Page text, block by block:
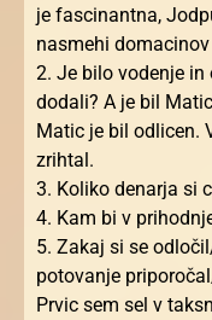
je fascinantna,
nasmehi
2. Je bilo vodenje
dodali? A je bil
Matic je bil odlicen.
zrihtal.
3. Koliko denarja si
4. Kam bi v
5. Zakaj si se
potovanje
Prvic sem sel v